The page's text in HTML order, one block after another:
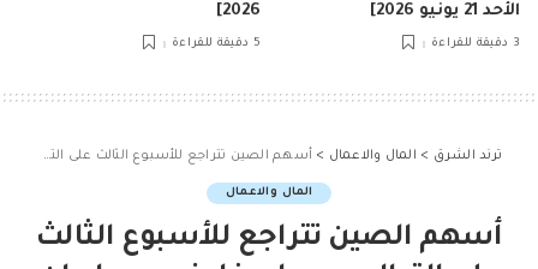
الأحد 21 يونيو 2026]
3 دقيقة للقراءة
2026]
5 دقيقة للقراءة
ترند الشرق > المال والاعمال > أسهم الصين تتراجع للأسبوع الثالث على التوالي وسط مخاوف حرب إيران
المال والاعمال
أسهم الصين تتراجع للأسبوع الثالث